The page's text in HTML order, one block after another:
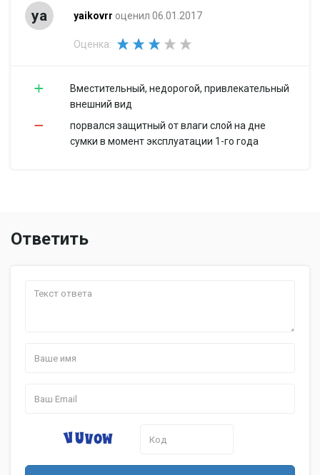
Размер сумки
(ШхВхТ)
31x45x27 см
ya yaikovrr оценил 06.01.2017
Оценка:
Вместительный, недорогой, привлекательный
внешний вид
порвался защитный от влаги слой на дне
сумки в момент эксплуатации 1-го года
Ответить